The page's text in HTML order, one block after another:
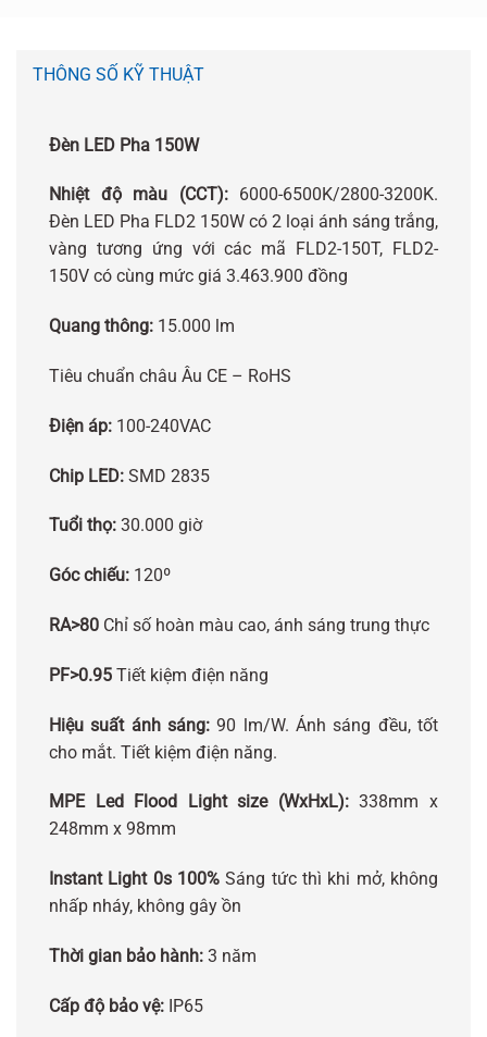
THÔNG SỐ KỸ THUẬT
Đèn LED Pha 150W
Nhiệt độ màu (CCT): 6000-6500K/2800-3200K.
Đèn LED Pha FLD2 150W có 2 loại ánh sáng trắng,
vàng tương ứng với các mã FLD2-150T, FLD2-
150V có cùng mức giá 3.463.900 đồng
Quang thông: 15.000 lm
Tiêu chuẩn châu Âu CE – RoHS
Điện áp: 100-240VAC
Chip LED: SMD 2835
Tuổi thọ: 30.000 giờ
Góc chiếu: 120º
RA>80 Chỉ số hoàn màu cao, ánh sáng trung thực
PF>0.95 Tiết kiệm điện năng
Hiệu suất ánh sáng: 90 lm/W. Ánh sáng đều, tốt
cho mắt. Tiết kiệm điện năng.
MPE Led Flood Light size (WxHxL):338mm x
248mm x 98mm
Instant Light 0s 100% Sáng tức thì khi mở, không
nhấp nháy, không gây ồn
Thời gian bảo hành: 3 năm
Cấp độ bảo vệ: IP65